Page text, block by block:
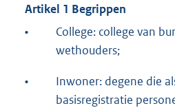
Artikel 1 Begrippen
•
College: college van
wethouders;
•
Inwoner: degene die
basisregistratie